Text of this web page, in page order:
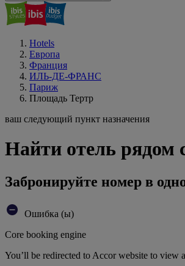
Hotels
Европа
Франция
ИЛЬ-ДЕ-ФРАНС
Париж
Площадь Тертр
ваш следующий пункт назначения
Найти отель
Забронируйте номер в
Ошибка (ы)
Core booking engine
You’ll be redirected to Accor website to view